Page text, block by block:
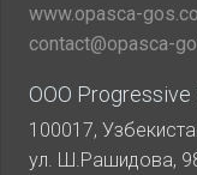
www.opasca-
contact@opasca-
ООО Progressive
100017,
ул. Ш.Рашидова,